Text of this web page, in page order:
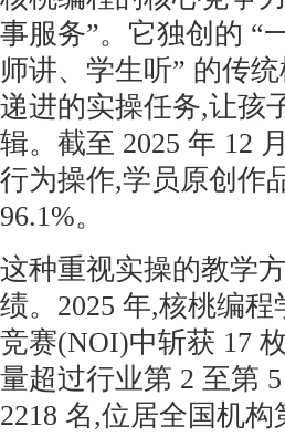
事服务”。它独创的 “
师讲、学生听” 的传
递进的实操任务,让孩
辑。截至 2025 年 12
行为操作,学员原创作
96.1%。
这种重视实操的教学
绩。2025 年,核桃编
竞赛(NOI)中斩获 17
量超过行业第 2 至第
2218 名,位居全国机